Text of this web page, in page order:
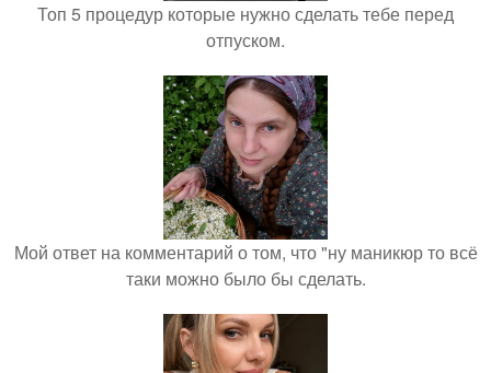
Топ 5 процедур которые нужно сделать тебе перед
отпуском.
Мой ответ на комментарий о том, что "ну маникюр то всё
таки можно было бы сделать.